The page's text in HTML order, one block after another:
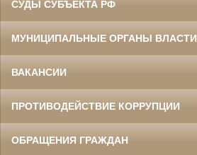
СУДЫ СУБЪЕКТА РФ
МУНИЦИПАЛЬНЫЕ ОРГАНЫ ВЛАСТИ
ВАКАНСИИ
ПРОТИВОДЕЙСТВИЕ КОРРУПЦИИ
ОБРАЩЕНИЯ ГРАЖДАН